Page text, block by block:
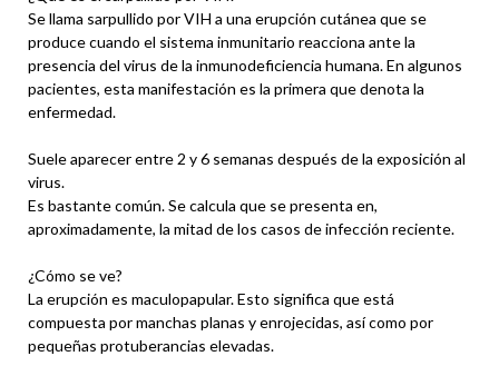
Se llama sarpullido por VIH a una erupción cutánea que se
produce cuando el sistema inmunitario reacciona ante la
presencia del virus de la inmunodeficiencia humana. En algunos
pacientes, esta manifestación es la primera que denota la
enfermedad.
Suele aparecer entre 2 y 6 semanas después de la exposición al
virus.
Es bastante común. Se calcula que se presenta en,
aproximadamente, la mitad de los casos de infección reciente.
¿Cómo se ve?
La erupción es maculopapular. Esto significa que está
compuesta por manchas planas y enrojecidas, así como por
pequeñas protuberancias elevadas.